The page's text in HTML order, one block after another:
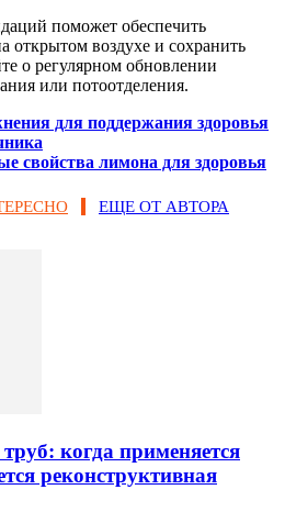
поможет обеспечить
открытом воздухе и сохранить
о регулярном обновлении
или потоотделения.
для поддержания здоровья
свойства лимона для здоровья
ЕЩЕ ОТ АВТОРА
когда применяется
реконструктивная